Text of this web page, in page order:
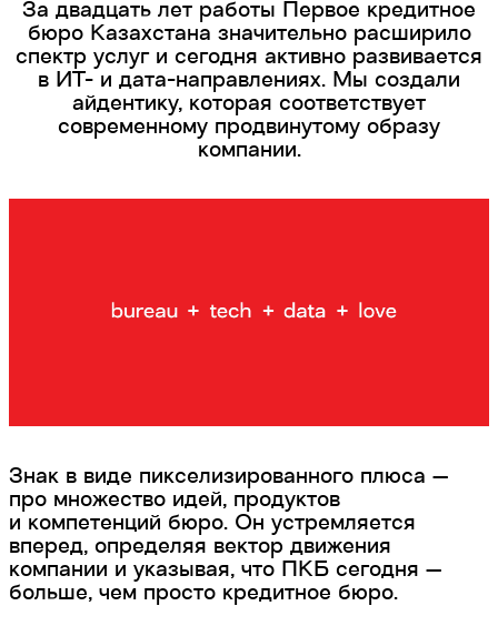
За двадцать лет работы Первое кредитное
бюро Казахстана значительно расширило
спектр услуг и сегодня активно развивается
в ИТ- и дата-направлениях. Мы создали
айдентику, которая соответствует
современному продвинутому образу
компании.
Знак в виде пикселизированного плюса —
про множество идей, продуктов
и компетенций бюро. Он устремляется
вперед, определяя вектор движения
компании и указывая, что ПКБ сегодня —
больше, чем просто кредитное бюро.